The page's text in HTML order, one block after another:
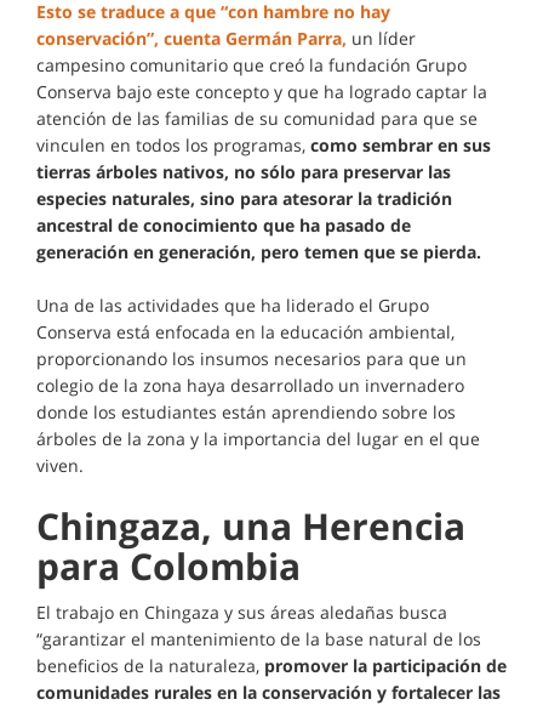
Esto se traduce a que “con hambre no hay
conservación”, cuenta Germán Parra, un líder
campesino comunitario que creó la fundación Grupo
Conserva bajo este concepto y que ha logrado captar la
atención de las familias de su comunidad para que se
vinculen en todos los programas, como sembrar en sus
tierras árboles nativos, no sólo para preservar las
especies naturales, sino para atesorar la tradición
ancestral de conocimiento que ha pasado de
generación en generación, pero temen que se pierda.
Una de las actividades que ha liderado el Grupo
Conserva está enfocada en la educación ambiental,
proporcionando los insumos necesarios para que un
colegio de la zona haya desarrollado un invernadero
donde los estudiantes están aprendiendo sobre los
árboles de la zona y la importancia del lugar en el que
viven.
Chingaza, una Herencia
para Colombia
El trabajo en Chingaza y sus áreas aledañas busca
“garantizar el mantenimiento de la base natural de los
beneficios de la naturaleza, promover la participación de
comunidades rurales en la conservación y fortalecer las